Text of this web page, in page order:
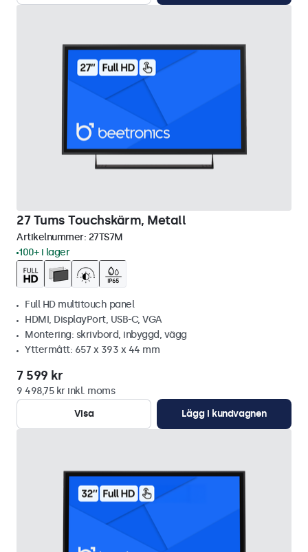
27 Tums Touchskärm, Metall
Artikelnummer: 27TS7M
100+ i lager
Full HD multitouch panel
HDMI, DisplayPort, USB-C, VGA
Montering: skrivbord, inbyggd, vägg
Yttermått: 657 x 393 x 44 mm
7 599 kr
9 498,75 kr inkl. moms
Visa
Lägg i kundvagnen